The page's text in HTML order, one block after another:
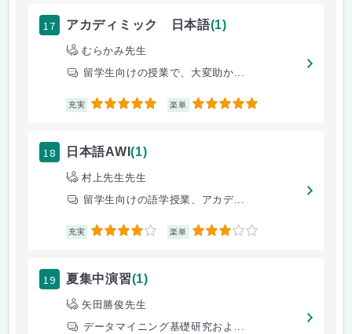
17 アカディミック 日本語(1)
むらかみ先生
留学生向けの授業で、大変助か...
充実 5 楽単 5
18 日本語AWI(1)
村上先生先生
留学生向けの語学授業、アカデ...
充実 4 楽単 3
19 夏集中演習(1)
矢田勝俊先生
データマイニング基礎研究およ...